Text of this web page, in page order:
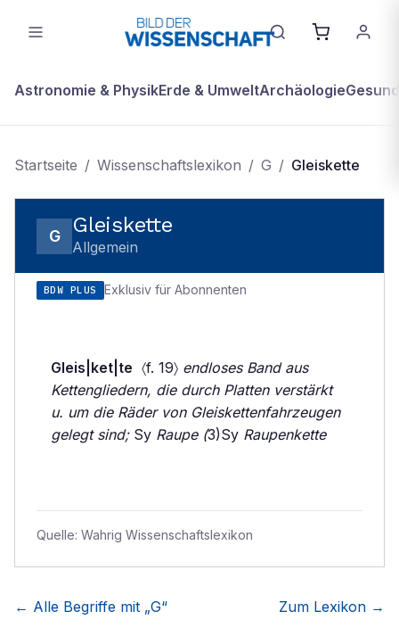
Astronomie & PhysikErde & UmweltArchäologie
Startseite / Wissenschaftslexikon / G / Gleiskette
G Gleiskette
Allgemein
BDW PLUS Exklusiv für Abonnenten
Gleis|ket|te 〈f. 19〉 endloses Band aus
Kettengliedern, die durch Platten verstärkt
u. um die Räder von Gleiskettenfahrzeugen
gelegt sind;Sy Raupe (3)Sy Raupenkette
Quelle: Wahrig Wissenschaftslexikon
← Alle Begriffe mit „G“ Zum Lexikon →